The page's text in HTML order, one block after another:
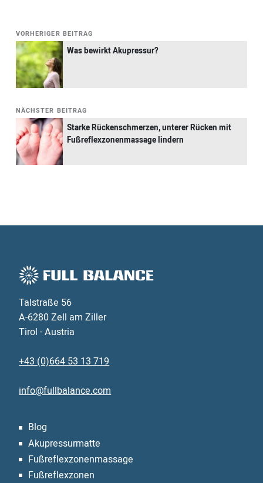
VORHERIGER BEITRAG
Was bewirkt Akupressur?
NÄCHSTER BEITRAG
Starke Rückenschmerzen, unterer Rücken mit
Fußreflexzonenmassage lindern
Talstraße 56
A-6280 Zell am Ziller
Tirol - Austria
+43 (0)664 53 13 719
info@fullbalance.com
Blog
Akupressurmatte
Fußreflexzonen­massage
Fußreflexzonen